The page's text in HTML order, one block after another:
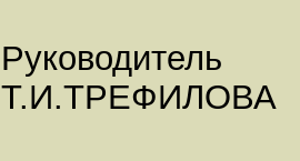
Руководитель
Т.И.ТРЕФИЛОВА